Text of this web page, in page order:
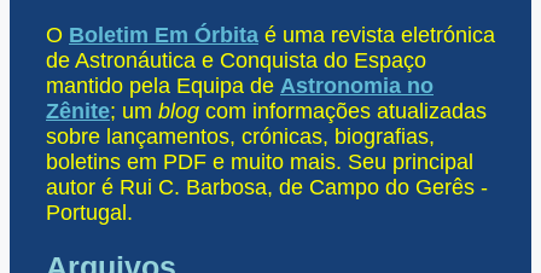
O Boletim Em Órbita é uma revista eletrónica
de Astronáutica e Conquista do Espaço
mantido pela Equipa de Astronomia no
Zênite; um blog com informações atualizadas
sobre lançamentos, crónicas, biografias,
boletins em PDF e muito mais. Seu principal
autor é Rui C. Barbosa, de Campo do Gerês -
Portugal.